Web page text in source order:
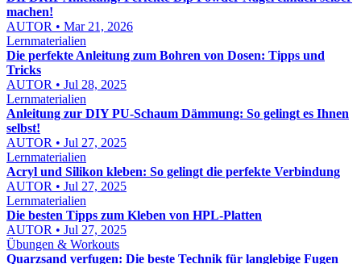
machen!
AUTOR • Mar 21, 2026
Lernmaterialien
Die perfekte Anleitung zum Bohren von Dosen: Tipps und
Tricks
AUTOR • Jul 28, 2025
Lernmaterialien
Anleitung zur DIY PU-Schaum Dämmung: So gelingt es Ihnen
selbst!
AUTOR • Jul 27, 2025
Lernmaterialien
Acryl und Silikon kleben: So gelingt die perfekte Verbindung
AUTOR • Jul 27, 2025
Lernmaterialien
Die besten Tipps zum Kleben von HPL-Platten
AUTOR • Jul 27, 2025
Übungen & Workouts
Quarzsand verfugen: Die beste Technik für langlebige Fugen